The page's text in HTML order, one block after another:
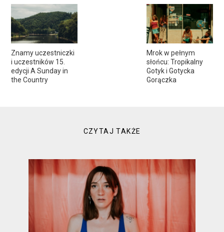
Znamy uczestniczki
i uczestników 15.
edycji A Sunday in
the Country
Mrok w pełnym
słońcu: Tropikalny
Gotyk i Gotycka
Gorączka
CZYTAJ TAKŻE